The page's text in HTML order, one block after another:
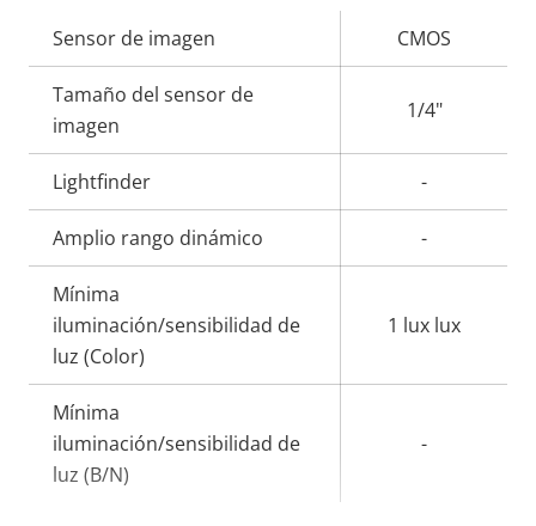
Descripción
de
propiedad
la
propiedad
Sensor de imagen CMOS
Tamaño del sensor de
imagen
1/4"
Lightfinder -
Amplio rango dinámico -
Mínima
iluminación/sensibilidad de
luz (Color)
1 lux lux
Mínima
iluminación/sensibilidad de
luz (B/N)
-